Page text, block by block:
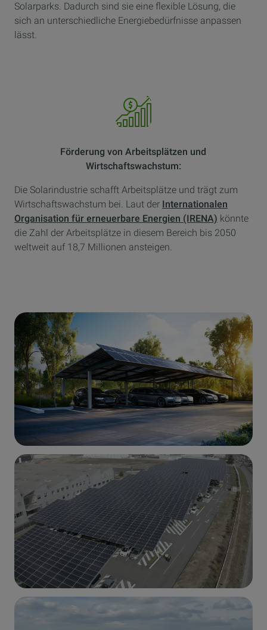
Solarparks. Dadurch sind sie eine flexible Lösung, die
sich an unterschiedliche Energiebedürfnisse anpassen
lässt.
Förderung von Arbeitsplätzen und
Wirtschaftswachstum:
Die Solarindustrie schafft Arbeitsplätze und trägt zum
Wirtschaftswachstum bei. Laut der Internationalen
Organisation für erneuerbare Energien (IRENA) könnte
die Zahl der Arbeitsplätze in diesem Bereich bis 2050
weltweit auf 18,7 Millionen ansteigen.